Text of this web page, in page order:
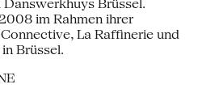
Brüssel.
im Rahmen ihrer
La Raffinerie und
Brüssel.